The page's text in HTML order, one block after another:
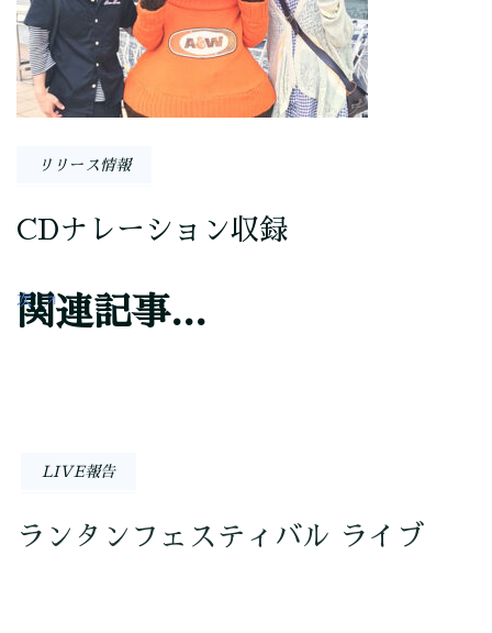
リリース情報
CDナレーション収録
次
関連記事...
LIVE報告
ランタンフェスティバル ライブ